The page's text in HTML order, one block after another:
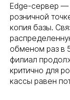
Edge-сервер —
розничной
копия базы.
обменом раз в
филиал
критично для
кассы равен